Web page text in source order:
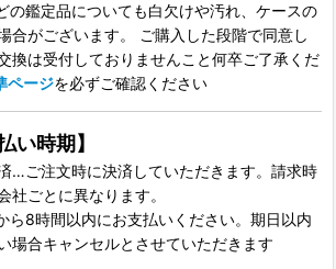
の鑑定品についても白欠けや汚れ、ケースの
合がございます。 ご購入した段階で同意し
換は受付しておりませんこと何卒ご了承くだ
ページを必ずご確認ください
い時期】
…ご注文時に決済していただきます。請求時
社ごとに異なります。
ら8時間以内にお支払いください。期日以内
場合キャンセルとさせていただきます